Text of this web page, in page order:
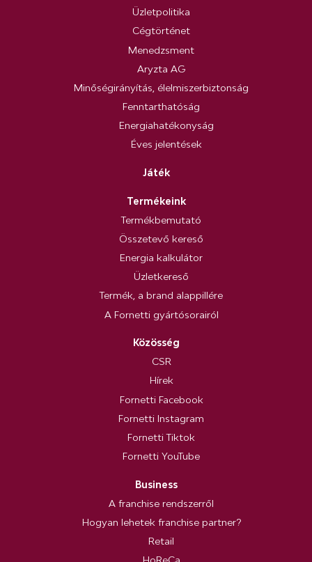
Üzletpolitika
Cégtörténet
Menedzsment
Aryzta AG
Minőségirányítás, élelmiszerbiztonság
Fenntarthatóság
Energiahatékonyság
Éves jelentések
Játék
Termékeink
Termékbemutató
Összetevő kereső
Energia kalkulátor
Üzletkereső
Termék, a brand alappillére
A Fornetti gyártósorairól
Közösség
CSR
Hírek
Fornetti Facebook
Fornetti Instagram
Fornetti Tiktok
Fornetti YouTube
Business
A franchise rendszerről
Hogyan lehetek franchise partner?
Retail